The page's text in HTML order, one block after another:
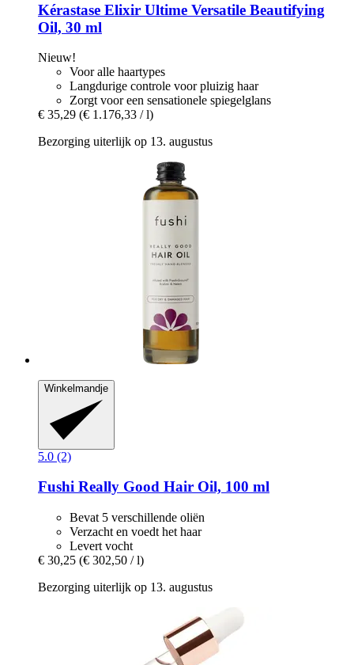
Kérastase Elixir Ultime Versatile Beautifying
Oil, 30 ml
Nieuw!
Voor alle haartypes
Langdurige controle voor pluizig haar
Zorgt voor een sensationele spiegelglans
€ 35,29 (€ 1.176,33 / l)
Bezorging uiterlijk op 13. augustus
Winkelmandje
5.0 (2)
Fushi Really Good Hair Oil, 100 ml
Bevat 5 verschillende oliën
Verzacht en voedt het haar
Levert vocht
€ 30,25 (€ 302,50 / l)
Bezorging uiterlijk op 13. augustus